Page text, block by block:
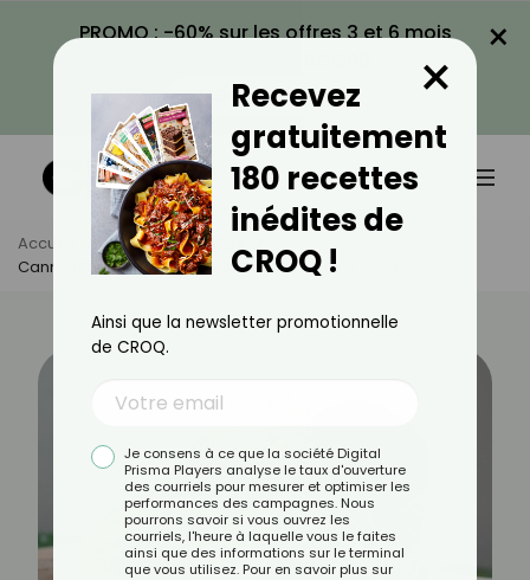
PROMO : -60% sur les offres 3 et 6 mois
VOIR LA PROMO
×
Accueil Actus
Recettes
Cannoli Siciliens : La Recette Traditionnelle À Croquer
Recevez
gratuitement
180 recettes
inédites de
CROQ !
×
Ainsi que la newsletter promotionnelle
de CROQ.
Je consens à ce que la société Digital
Prisma Players analyse le taux d'ouverture
des courriels pour mesurer et optimiser les
performances des campagnes. Nous
pourrons savoir si vous ouvrez les
courriels, l'heure à laquelle vous le faites
ainsi que des informations sur le terminal
que vous utilisez. Pour en savoir plus sur